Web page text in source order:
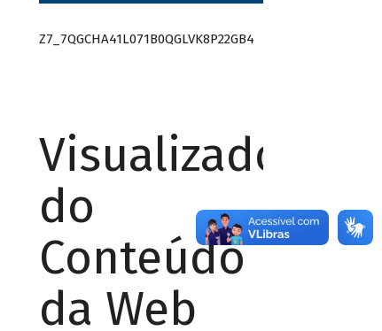
Z7_7QGCHA41L071B0QGLVK8P22GB4
Visualizador
do
Conteúdo
da Web